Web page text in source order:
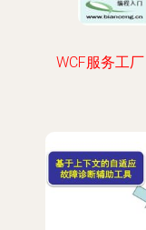
WCF服务工